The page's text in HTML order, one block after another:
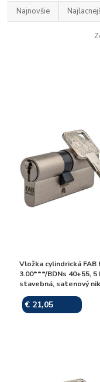
Najnovšie
Vložka cylindrická FAB
3.00***/BDNs 40+55, 5
stavebná, satenový
€ 21,05